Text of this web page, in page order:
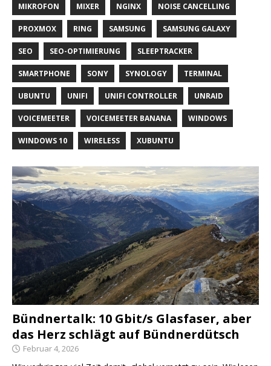
MIKROFON MIXER NGINX NOISE CANCELLING
PROXMOX RING SAMSUNG SAMSUNG GALAXY
SEO SEO-OPTIMIERUNG SLEEPTRACKER
SMARTPHONE SONY SYNOLOGY TERMINAL
UBUNTU UNIFI UNIFI CONTROLLER UNRAID
VOICEMEETER VOICEMEETER BANANA WINDOWS
WINDOWS 10 WIRELESS XUBUNTU
Bündnertalk: 10 Gbit/s Glasfaser, aber
das Herz schlägt auf Bündnerdütsch
Februar 4, 2026